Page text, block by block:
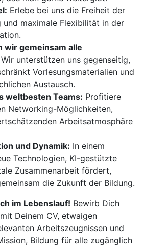
Erlebe bei uns die Freiheit der
und maximale Flexibilität in der
wir gemeinsam alle
Wir unterstützen uns gegenseitig,
Vorlesungsmaterialien und
Austausch.
weltbesten Teams: Profitiere
Networking-Möglichkeiten,
Arbeitsatmosphäre
und Dynamik: In einem
Technologien, KI-gestützte
Zusammenarbeit fördert,
die Zukunft der Bildung.
im Lebenslauf! Bewirb Dich
Deinem CV, etwaigen
Arbeitszeugnissen und
Bildung für alle zugänglich